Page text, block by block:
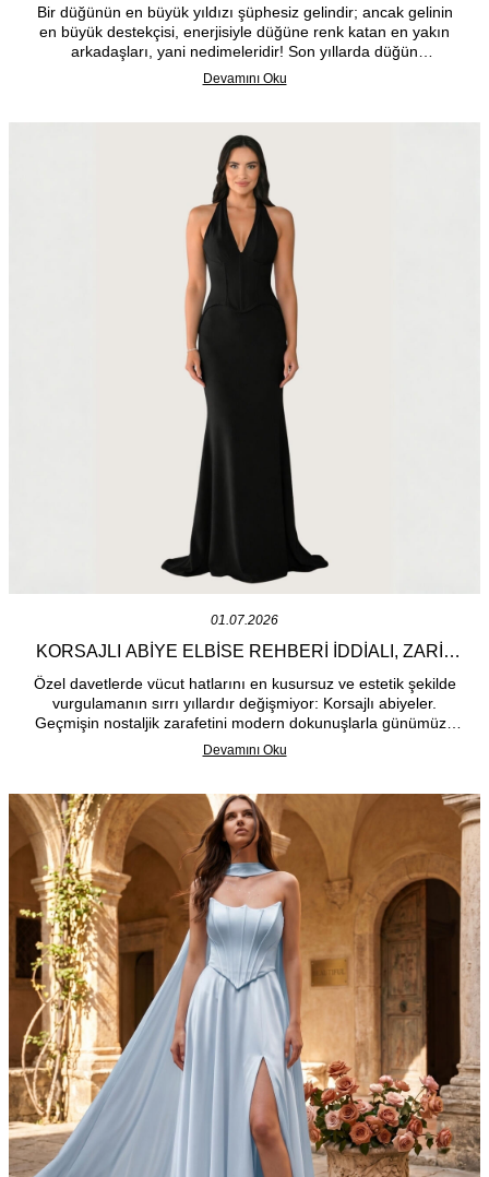
Bir düğünün en büyük yıldızı şüphesiz gelindir; ancak gelinin
en büyük destekçisi, enerjisiyle düğüne renk katan en yakın
arkadaşları, yani nedimeleridir! Son yıllarda düğün
konseptlerinin ayrılmaz bir parçası haline gelen nedime
grupları, hem fotoğraflarda muhteşem bir görsel uyum
Devamını Oku
01.07.2026
KORSAJLI ABIYE ELBISE REHBERI İDDIALI, ZARIF
VE GÖZ ALICI SILÜETLER
Özel davetlerde vücut hatlarını en kusursuz ve estetik şekilde
vurgulamanın sırrı yıllardır değişmiyor: Korsajlı abiyeler.
Geçmişin nostaljik zarafetini modern dokunuşlarla günümüze
taşıyan korsaj detayları, 2026 sezonunda abiye modasının en
güçlü trendlerinden biri olarak karşımıza çıkıyor. Feminen
yaratıyor hem de asil bir görünüm sunuyor.
Devamını Oku